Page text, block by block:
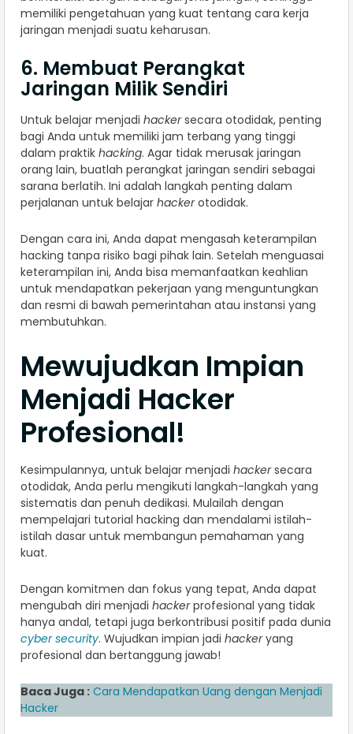
memiliki pengetahuan yang kuat tentang cara kerja
jaringan menjadi suatu keharusan.
6. Membuat Perangkat
Jaringan Milik Sendiri
Untuk belajar menjadi hackersecara otodidak, penting
bagi Anda untuk memiliki jam terbang yang tinggi
dalam praktik hacking. Agar tidak merusak jaringan
orang lain, buatlah perangkat jaringan sendiri sebagai
sarana berlatih. Ini adalah langkah penting dalam
perjalanan untuk belajar hackerotodidak.
Dengan cara ini, Anda dapat mengasah keterampilan
hacking tanpa risiko bagi pihak lain. Setelah menguasai
keterampilan ini, Anda bisa memanfaatkan keahlian
untuk mendapatkan pekerjaan yang menguntungkan
dan resmi di bawah pemerintahan atau instansi yang
membutuhkan.
Mewujudkan Impian
Menjadi Hacker
Profesional!
Kesimpulannya, untuk belajar menjadi hackersecara
otodidak, Anda perlu mengikuti langkah-langkah yang
sistematis dan penuh dedikasi. Mulailah dengan
mempelajari tutorial hacking dan mendalami istilah-
istilah dasar untuk membangun pemahaman yang
kuat.
Dengan komitmen dan fokus yang tepat, Anda dapat
mengubah diri menjadi hackerprofesional yang tidak
hanya andal, tetapi juga berkontribusi positif pada dunia
cyber security. Wujudkan impian jadi hackeryang
profesional dan bertanggung jawab!
Baca Juga : Cara Mendapatkan Uang dengan Menjadi
Hacker